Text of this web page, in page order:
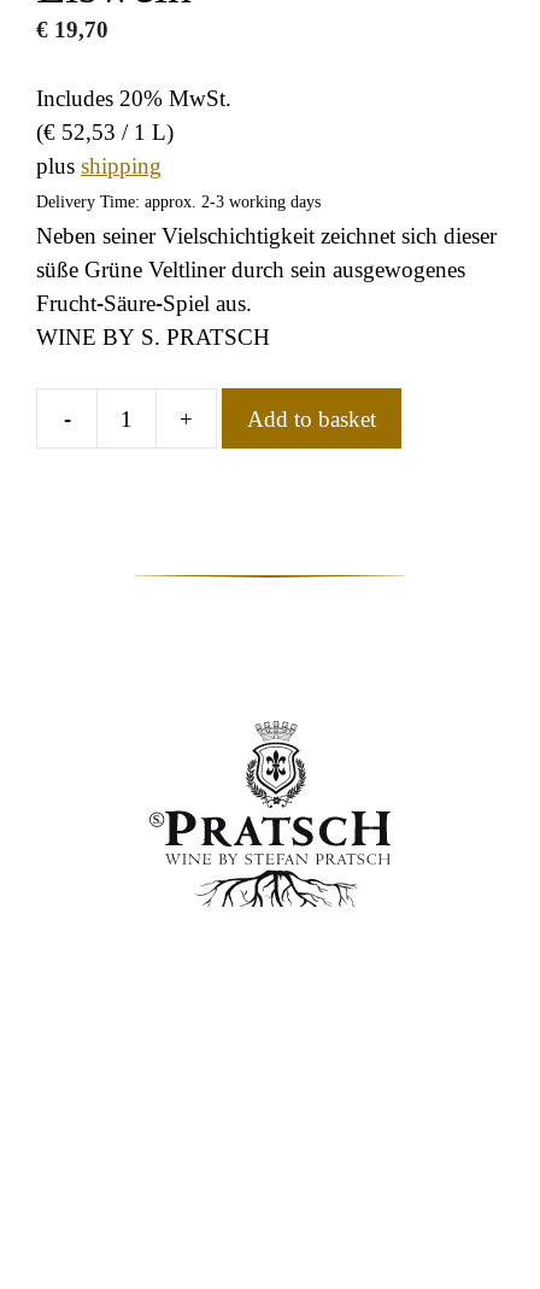
€ 19,70
Includes 20% MwSt.
(€ 52,53 / 1 L)
plusshipping
Delivery Time: approx. 2-3 working days
Neben seiner Vielschichtigkeit zeichnet sich dieser
süße Grüne Veltliner durch sein ausgewogenes
Frucht-Säure-Spiel aus.
WINE BY S. PRATSCH
-
Grüner
+ Add to basket